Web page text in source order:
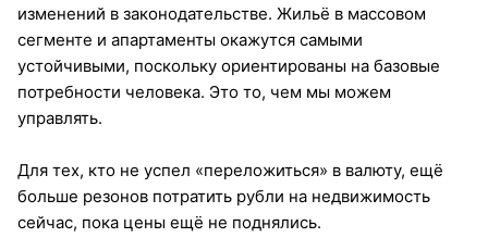
изменений в законодательстве. Жильё в массовом
сегменте и апартаменты окажутся самыми
устойчивыми, поскольку ориентированы на базовые
потребности человека. Это то, чем мы можем
управлять.
Для тех, кто не успел «переложиться» в валюту, ещё
больше резонов потратить рубли на недвижимость
сейчас, пока цены ещё не поднялись.